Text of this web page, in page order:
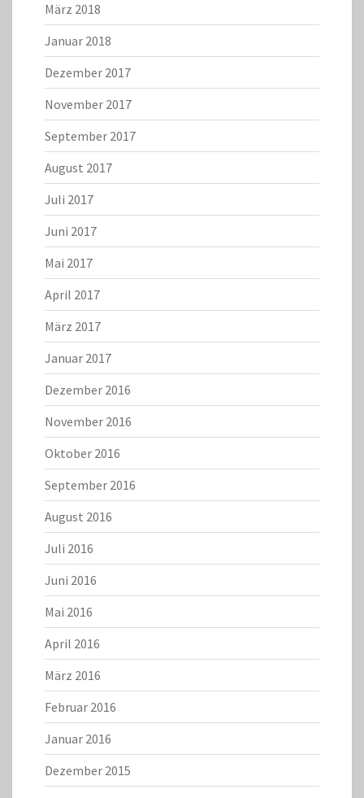
März 2018
Januar 2018
Dezember 2017
November 2017
September 2017
August 2017
Juli 2017
Juni 2017
Mai 2017
April 2017
März 2017
Januar 2017
Dezember 2016
November 2016
Oktober 2016
September 2016
August 2016
Juli 2016
Juni 2016
Mai 2016
April 2016
März 2016
Februar 2016
Januar 2016
Dezember 2015